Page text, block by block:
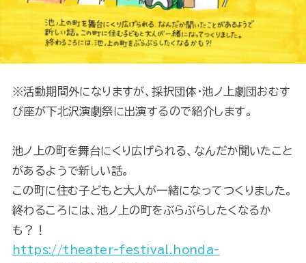
※活動期間外になりますが、採択団体・池ノ上劇団おむす
び座が下北沢演劇祭に出演するので紹介します。
池ノ上の町を舞台にくり広げられる、なんだか聞いたこと
があるようで新しい話。
この町に住む子どもと大人が一緒になってつくりました。
終わるころには、池ノ上の町をぶらぶらしたくなるか
も？！
https://theater-festival.honda-